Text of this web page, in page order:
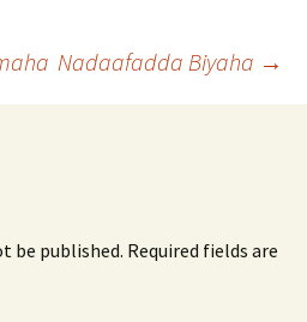
Nadaafadda Biyaha →
be published. Required fields are